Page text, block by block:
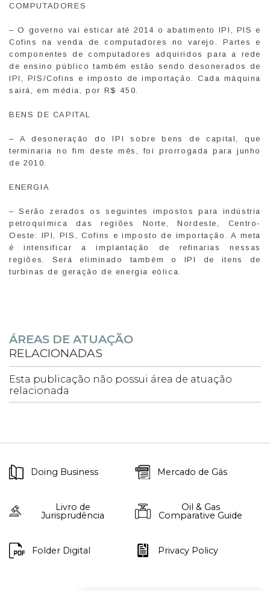
COMPUTADORES
– O governo vai esticar até 2014 o abatimento IPI, PIS e
Cofins na venda de computadores no varejo. Partes e
componentes de computadores adquiridos para a rede
de ensino público também estão sendo desonerados de
IPI, PIS/Cofins e imposto de importação. Cada máquina
sairá, em média, por R$ 450.
BENS DE CAPITAL
– A desoneração do IPI sobre bens de capital, que
terminaria no fim deste mês, foi prorrogada para junho
de 2010.
ENERGIA
– Serão zerados os seguintes impostos para indústria
petroquímica das regiões Norte, Nordeste, Centro-
Oeste: IPI, PIS, Cofins e imposto de importação. A meta
é intensificar a implantação de refinarias nessas
regiões. Será eliminado também o IPI de itens de
turbinas de geração de energia eólica.
ÁREAS DE ATUAÇÃO
RELACIONADAS
Esta publicação não possui área de atuação
relacionada
Doing Business Mercado de Gás
Livro de
Jurisprudência
Oil & Gas
Comparative Guide
Folder Digital Privacy Policy